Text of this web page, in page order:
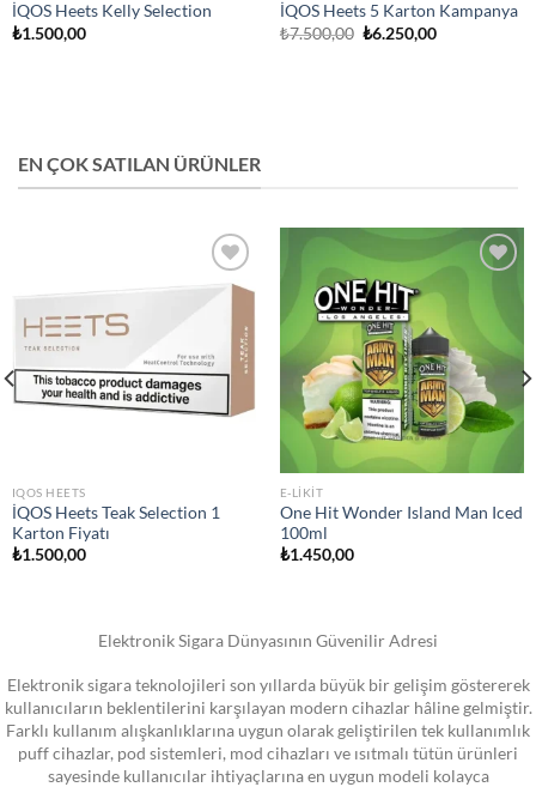
İQOS Heets Kelly Selection
₺1.500,00
İQOS Heets 5 Karton Kampanya
₺7.500,00 Orijinal
₺6.250,00Şu
EN ÇOK SATILAN ÜRÜNLER
Add to
IQOS HEETS
İQOS Heets Teak Selection 1
Karton Fiyatı
₺1.500,00
wishlist
E-LIKIT
One Hit Wonder Island Man Iced
100ml
₺1.450,00
Elektronik Sigara Dünyasının Güvenilir Adresi
Elektronik sigara teknolojileri son yıllarda büyük bir gelişim göstererek
kullanıcıların beklentilerini karşılayan modern cihazlar hâline gelmiştir.
Farklı kullanım alışkanlıklarına uygun olarak geliştirilen tek kullanımlık
puff cihazlar, pod sistemleri, mod cihazları ve ısıtmalı tütün ürünleri
sayesinde kullanıcılar ihtiyaçlarına en uygun modeli kolayca